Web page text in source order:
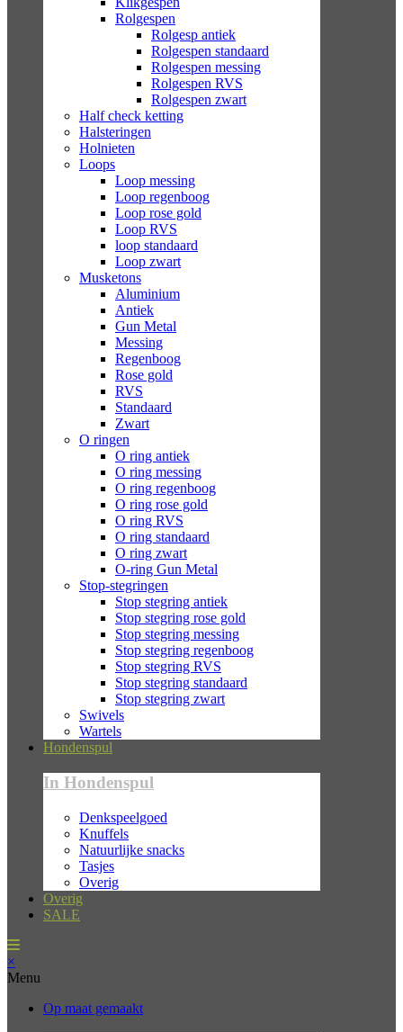
Rolgespen
Rolgesp antiek
Rolgespen standaard
Rolgespen messing
Rolgespen RVS
Rolgespen zwart
Half check ketting
Halsteringen
Holnieten
Loops
Loop messing
Loop regenboog
Loop rose gold
Loop RVS
loop standaard
Loop zwart
Musketons
Aluminium
Antiek
Gun Metal
Messing
Regenboog
Rose gold
RVS
Standaard
Zwart
O ringen
O ring antiek
O ring messing
O ring regenboog
O ring rose gold
O ring RVS
O ring standaard
O ring zwart
O-ring Gun Metal
Stop-stegringen
Stop stegring antiek
Stop stegring rose gold
Stop stegring messing
Stop stegring regenboog
Stop stegring RVS
Stop stegring standaard
Stop stegring zwart
Swivels
Wartels
Hondenspul
In Hondenspul
Denkspeelgoed
Knuffels
Natuurlijke snacks
Tasjes
Overig
Overig
SALE
×
Menu
Op maat gemaakt